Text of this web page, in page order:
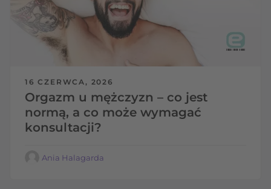
16 CZERWCA, 2026
Orgazm u mężczyzn – co jest
normą, a co może wymagać
konsultacji?
Ania Halagarda